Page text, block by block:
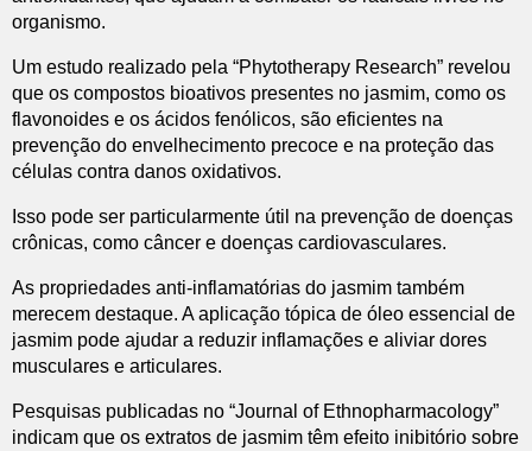
organismo.
Um estudo realizado pela “Phytotherapy Research” revelou
que os compostos bioativos presentes no jasmim, como os
flavonoides e os ácidos fenólicos, são eficientes na
prevenção do envelhecimento precoce e na proteção das
células contra danos oxidativos.
Isso pode ser particularmente útil na prevenção de doenças
crônicas, como câncer e doenças cardiovasculares.
As propriedades anti-inflamatórias do jasmim também
merecem destaque. A aplicação tópica de óleo essencial de
jasmim pode ajudar a reduzir inflamações e aliviar dores
musculares e articulares.
Pesquisas publicadas no “Journal of Ethnopharmacology”
indicam que os extratos de jasmim têm efeito inibitório sobre